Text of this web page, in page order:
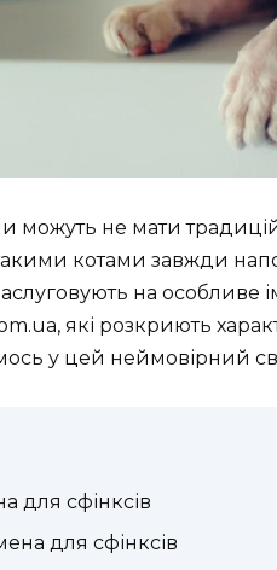
можуть не мати
котами завжди
на особливе
які розкриють
у цей неймовірний
для сфінксів
для сфінксів